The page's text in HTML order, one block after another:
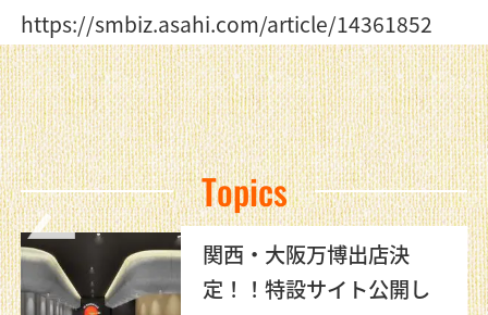
https://smbiz.asahi.com/article/14361852
Topics
関西・大阪万博出店決
定！！特設サイト公開し